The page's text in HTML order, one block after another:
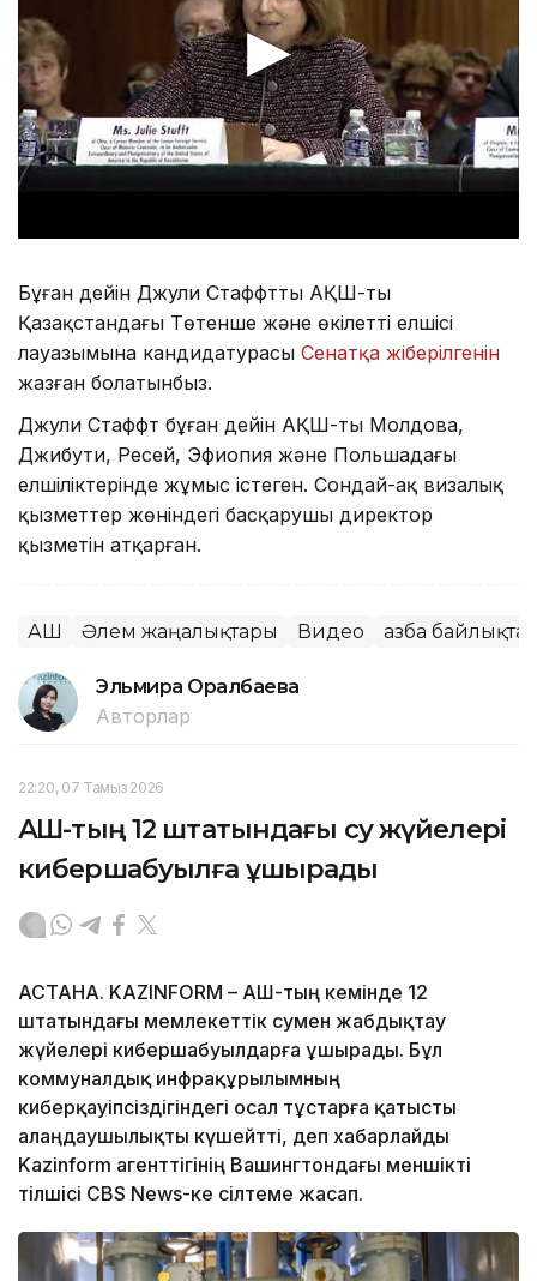
Бұған дейін Джули Стаффттың АҚШ-тың
Қазақстандағы Төтенше және өкілетті елшісі
лауазымына кандидатурасы Сенатқа жіберілгенін
жазған болатынбыз.
Джули Стаффт бұған дейін АҚШ-тың Молдова,
Джибути, Ресей, Эфиопия және Польшадағы
елшіліктерінде жұмыс істеген. Сондай-ақ визалық
қызметтер жөніндегі басқарушы директор
қызметін атқарған.
АҚШ Әлем жаңалықтары Видео Қазба
Эльмира Оралбаева
Авторлар
22:20, 07 Тамыз 2026
АҚШ-тың 12 штатындағы су жүйелері
кибершабуылға ұшырады
АСТАНА. KAZINFORM – АҚШ-тың кемінде 12
штатындағы мемлекеттік сумен жабдықтау
жүйелері кибершабуылдарға ұшырады. Бұл
коммуналдық инфрақұрылымның
киберқауіпсіздігіндегі осал тұстарға қатысты
алаңдаушылықты күшейтті, деп хабарлайды
Kazinform агенттігінің Вашингтондағы меншікті
тілшісі CBS News-ке сілтеме жасап.